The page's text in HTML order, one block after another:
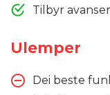
Tilbyr
Ulemper
Dei beste